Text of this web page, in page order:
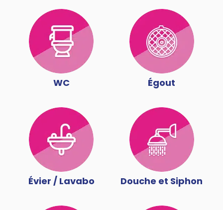
WC Égout
Évier / Lavabo Douche et Siphon